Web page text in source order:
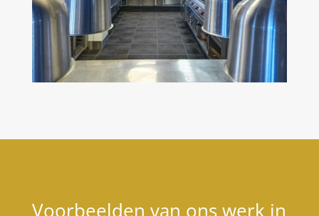
Voorbeelden van ons werk in